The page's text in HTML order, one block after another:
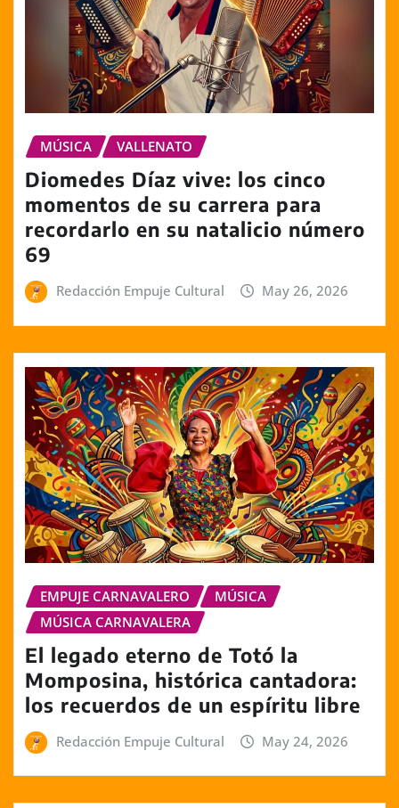
MÚSICA VALLENATO
Diomedes Díaz vive: los cinco
momentos de su carrera para
recordarlo en su natalicio número
69
Redacción Empuje Cultural May 26, 2026
EMPUJE CARNAVALERO
MÚSICA
MÚSICA CARNAVALERA
El legado eterno de Totó la
Momposina, histórica cantadora:
los recuerdos de un espíritu libre
Redacción Empuje Cultural May 24, 2026